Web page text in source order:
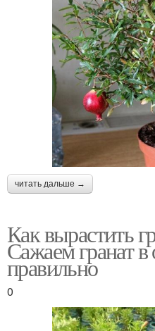
читать дальше →
Как вырастить
Сажаем гранат
правильно
0